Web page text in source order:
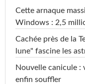
Cette arnaque
Windows : 2,5
Cachée près de la
lune" fascine les
Nouvelle canicule :
enfin souffler